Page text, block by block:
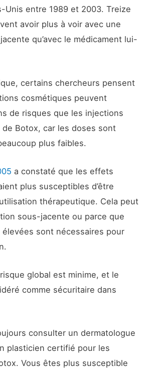
Unis entre 1989 et 2003. Treize
avoir plus à voir avec une
qu’avec le médicament lui-
certains chercheurs pensent
cosmétiques peuvent
de risques que les injections
Botox, car les doses sont
plus faibles.
a constaté que les effets
plus susceptibles d’être
thérapeutique. Cela peut
sous-jacente ou parce que
sont nécessaires pour
global est minime, et le
comme sécuritaire dans
consulter un dermatologue
plasticien certifié pour les
Vous êtes plus susceptible